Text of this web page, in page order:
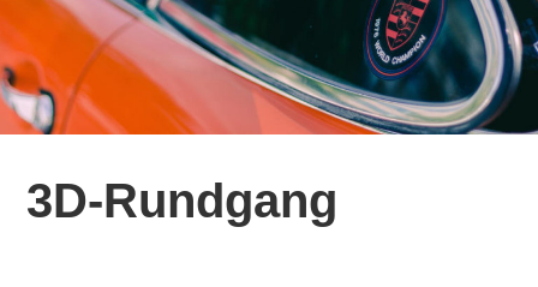
3D-Rundgang